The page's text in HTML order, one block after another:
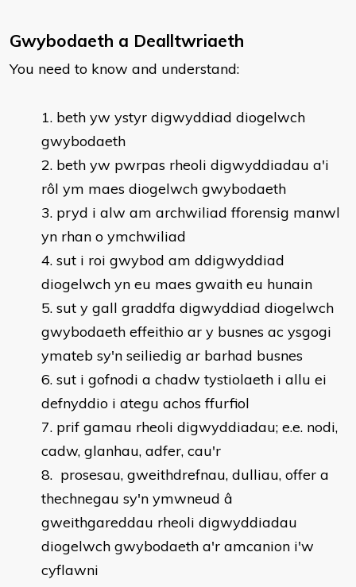
Gwybodaeth a Dealltwriaeth
You need to know and understand:
beth yw ystyr digwyddiad diogelwch
gwybodaeth
beth yw pwrpas rheoli digwyddiadau a'i
rôl ym maes diogelwch gwybodaeth
pryd i alw am archwiliad fforensig manwl
yn rhan o ymchwiliad
sut i roi gwybod am ddigwyddiad
diogelwch yn eu maes gwaith eu hunain
sut y gall graddfa digwyddiad diogelwch
gwybodaeth effeithio ar y busnes ac ysgogi
ymateb sy'n seiliedig ar barhad busnes
sut i gofnodi a chadw tystiolaeth i allu ei
defnyddio i ategu achos ffurfiol
prif gamau rheoli digwyddiadau; e.e. nodi,
cadw, glanhau, adfer, cau'r
prosesau, gweithdrefnau, dulliau, offer a
thechnegau sy'n ymwneud â
gweithgareddau rheoli digwyddiadau
diogelwch gwybodaeth a'r amcanion i'w
cyflawni